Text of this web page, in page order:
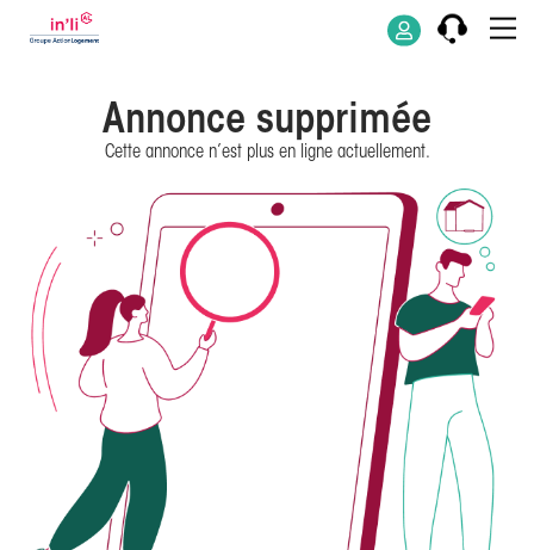
Annonce supprimée
Cette annonce n’est plus en ligne actuellement.